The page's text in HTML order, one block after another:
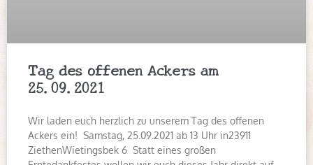
Tag des offenen Ackers am
25.09.2021
Wir laden euch herzlich zu unserem Tag des offenen
Ackers ein! Samstag, 25.09.2021 ab 13 Uhr in23911
ZiethenWietingsbek 6 Statt eines großen